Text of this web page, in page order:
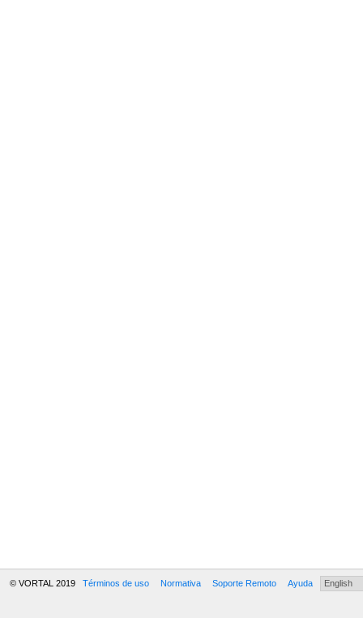
© VORTAL 2019 Términos de uso Normativa Soporte Remoto Ayuda